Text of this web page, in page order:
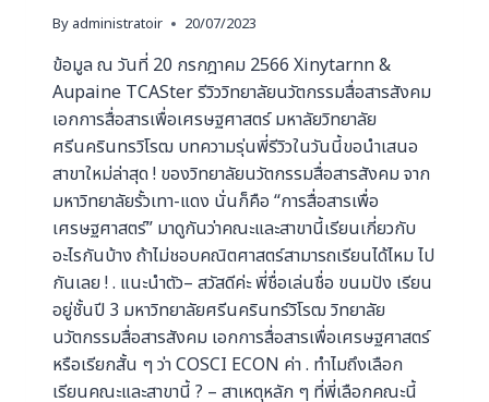
By administratoir 20/07/2023
ข้อมูล ณ วันที่ 20 กรกฎาคม 2566 Xinytarnn &
Aupaine TCASter รีวิววิทยาลัยนวัตกรรมสื่อสารสังคม
เอกการสื่อสารเพื่อเศรษฐศาสตร์ มหาลัยวิทยาลัย
ศรีนครินทรวิโรฒ บทความรุ่นพี่รีวิวในวันนี้ขอนำเสนอ
สาขาใหม่ล่าสุด ! ของวิทยาลัยนวัตกรรมสื่อสารสังคม จาก
มหาวิทยาลัยรั้วเทา-แดง นั่นก็คือ “การสื่อสารเพื่อ
เศรษฐศาสตร์” มาดูกันว่าคณะและสาขานี้เรียนเกี่ยวกับ
อะไรกันบ้าง ถ้าไม่ชอบคณิตศาสตร์สามารถเรียนได้ไหม ไป
กันเลย ! . แนะนำตัว– สวัสดีค่ะ พี่ชื่อเล่นชื่อ ขนมปัง เรียน
อยู่ชั้นปี 3 มหาวิทยาลัยศรีนครินทร์วิโรฒ วิทยาลัย
นวัตกรรมสื่อสารสังคม เอกการสื่อสารเพื่อเศรษฐศาสตร์
หรือเรียกสั้น ๆ ว่า COSCI ECON ค่า . ทําไมถึงเลือก
เรียนคณะและสาขานี้ ? – สาเหตุหลัก ๆ ที่พี่เลือกคณะนี้